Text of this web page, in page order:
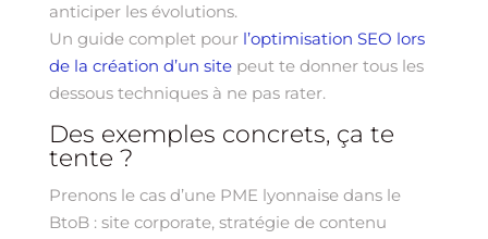
anticiper les évolutions.
Un guide complet pour l’optimisation SEO lors
de la création d’un sitepeut te donner tous les
dessous techniques à ne pas rater.
Des exemples concrets, ça te
tente ?
Prenons le cas d’une PME lyonnaise dans le
BtoB : site corporate, stratégie de contenu